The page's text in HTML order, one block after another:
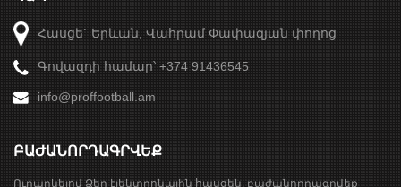
Հասցե` Երևան, Վահրամ Փափազյան փողոց
Գովազդի համար՝ +374 91436545
info@proffootball.am
ԲԱԺԱՆՈՐԴԱԳՐՎԵՔ
Ուղարկելով Ձեր էլեկտրոնային հասցեն, բաժանորդագրվեք